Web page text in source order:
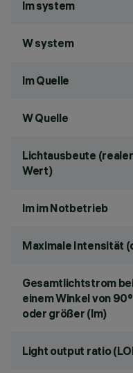
lm system
W system
lm Quelle
W Quelle
Lichtausbeute (realer
Wert)
lm im Notbetrieb
Maximale Intensität
Gesamtlichtstrom
einem Winkel von 90°
oder größer (lm)
Light output ratio